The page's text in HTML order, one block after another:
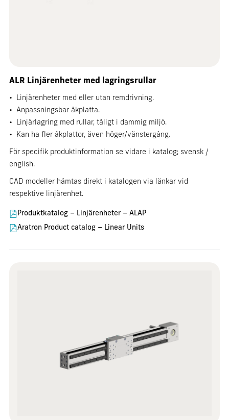
ALR Linjärenheter med lagringsrullar
• Linjärenheter med eller utan remdrivning.
• Anpassningsbar åkplatta.
• Linjärlagring med rullar, tåligt i dammig miljö.
• Kan ha fler åkplattor, även höger/vänstergång.
För specifik produktinformation se vidare i katalog; svensk/
english.
CAD modeller hämtas direkt i katalogen via länkar vid
respektive linjärenhet.
Produktkatalog – Linjärenheter – ALAP
Aratron Product catalog – Linear Units